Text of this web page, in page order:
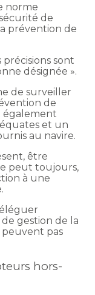
norme
de
prévention de
sont
désignée ».
de surveiller
de
également
et un
au navire.
être
peut toujours,
à une
gestion de la
peuvent pas
hors-